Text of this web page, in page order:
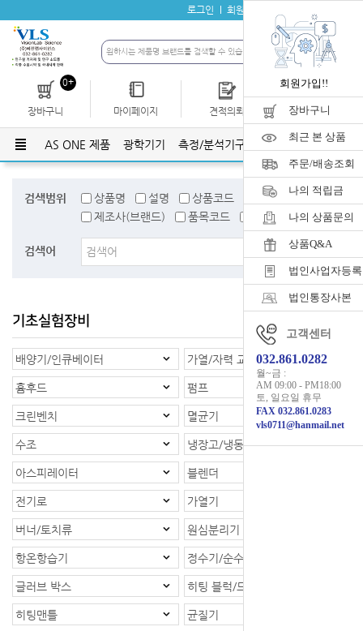
로그인 회원가입
0+
장바구니 마이페이지 견적의뢰 개인결제
AS ONE 제품 광학기기 측정/분석기구 유리기구 플라스틱
검색범위 상품명 설명 상품코드
검색어태그
제조사(브랜드)
품목코드 품목명
검색어
기초실험장비
배양기/인큐베이터 가열/자력 교반기
흄후드 펌프
크린벤치 멸균기
수조 냉장고/냉동고
아스피레이터 블렌더
전기로 가열기
버너/토치류 원심분리기
항온항습기 정수기/순수제조장치
글러브 박스 히팅 블럭/드라이베스
히팅맨틀 균질기
회원가입!!
장바구니
최근 본 상품
주문/배송조회
나의 적립금
나의 상품문의
상품Q&A
법인사업자등
법인통장사본
고객센터
032.861.0282
월~금 :
AM 09:00 - PM18:00
토, 일요일 휴무
FAX 032.861.0283
vls0711@hanmail.net